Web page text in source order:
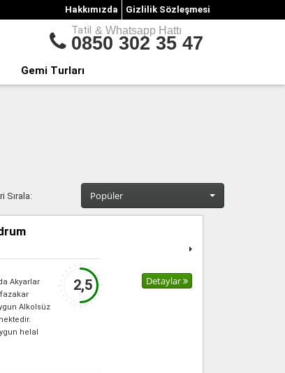
Gizlilik Sözleşmesi
Hakkımızda
Tatil & Whatsapp Hattı
0850 302 35 47
Gemi Turları
Sırala: Popüler
Akyarlar
Alkolsüz
helal
2,5 Detaylar